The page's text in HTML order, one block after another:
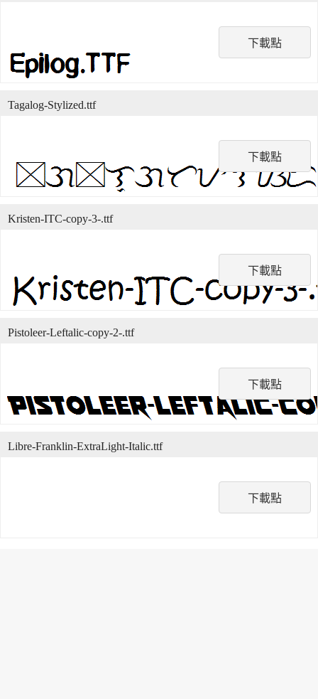
下載點
下載點
Tagalog-Stylized.ttf
下載點
Kristen-ITC-copy-3-.ttf
下載點
Pistoleer-Leftalic-copy-2-.ttf
下載點
Libre-Franklin-ExtraLight-Italic.ttf